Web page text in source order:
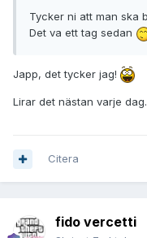
Tycker ni att man ska
Det va ett tag sedan
Japp, det tycker jag!
Lirar det nästan varje dag.
Citera
fido vercetti